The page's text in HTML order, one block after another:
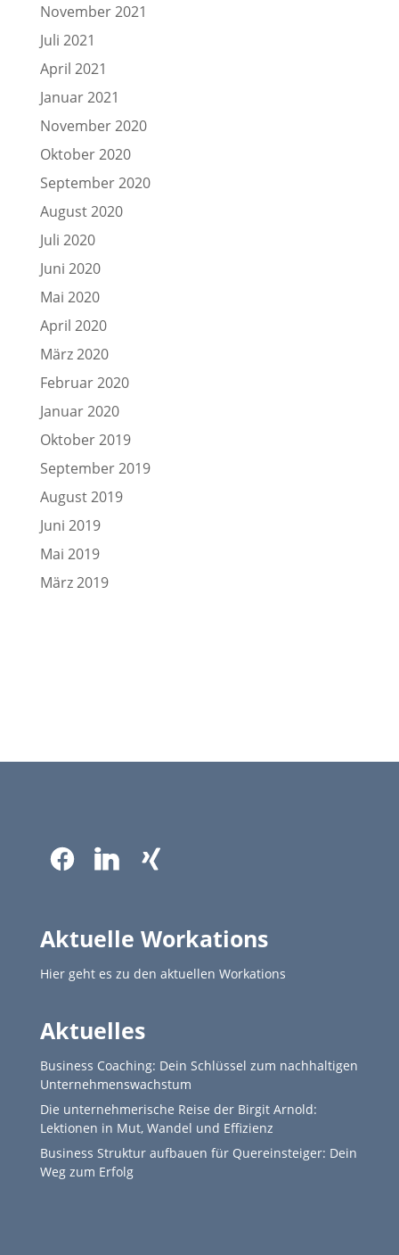
November 2021
Juli 2021
April 2021
Januar 2021
November 2020
Oktober 2020
September 2020
August 2020
Juli 2020
Juni 2020
Mai 2020
April 2020
März 2020
Februar 2020
Januar 2020
Oktober 2019
September 2019
August 2019
Juni 2019
Mai 2019
März 2019
Aktuelle Workations
Hier geht es zu den aktuellen Workations
Aktuelles
Business Coaching: Dein Schlüssel zum nachhaltigen
Unternehmenswachstum
Die unternehmerische Reise der Birgit Arnold:
Lektionen in Mut, Wandel und Effizienz
Business Struktur aufbauen für Quereinsteiger: Dein
Weg zum Erfolg